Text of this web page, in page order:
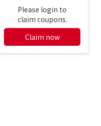
Please login to
claim coupons.
Claim now